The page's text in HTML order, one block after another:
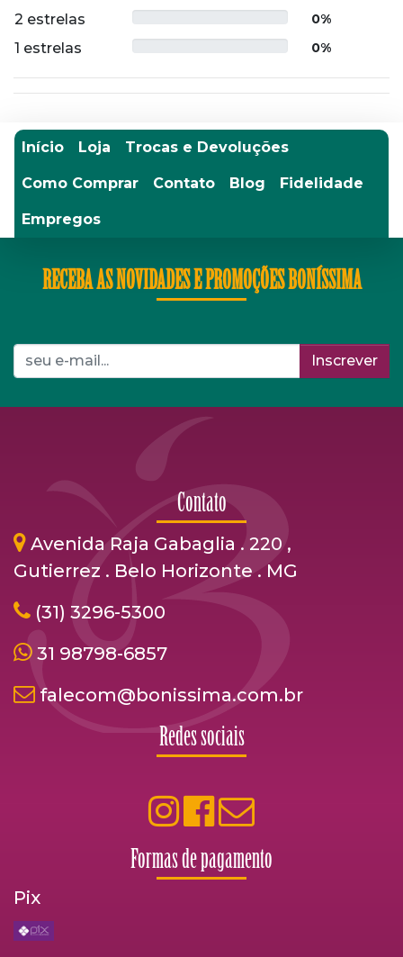
2 estrelas 0%
1 estrelas 0%
Início Loja Trocas e Devoluções
Como Comprar Contato Blog Fidelidade
Empregos
RECEBA AS NOVIDADES E PROMOÇÕES BONÍSSIMA
Inscrever
Contato
Avenida Raja Gabaglia . 220 ,
Gutierrez . Belo Horizonte . MG
(31) 3296-5300
31 98798-6857
falecom@bonissima.com.br
Redes sociais
Formas de pagamento
Pix